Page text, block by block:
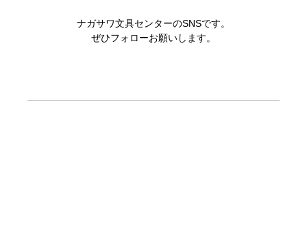
ナガサワ文具センターのSNSです。
ぜひフォローお願いします。